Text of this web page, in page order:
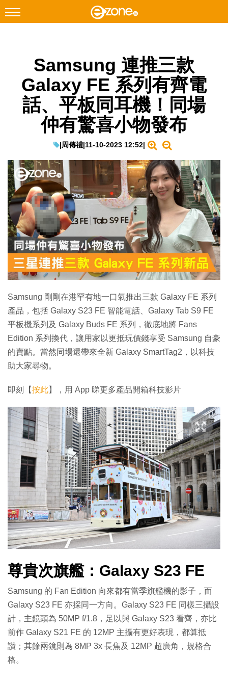
Facebook Instagram
科技焦點
網絡生活
EduTech
IT Times
生成式AI與雲端應用
Enterprise Digital Transformation
特集
Samsung 連推三款
Galaxy FE 系列有齊電
話、平板同耳機！同場
仲有驚喜小物發布
|周傳禮|11-10-2023 12:52|
Samsung 剛剛在港罕有地一口氣推出三款 Galaxy FE 系列
產品，包括 Galaxy S23 FE 智能電話、Galaxy Tab S9 FE
平板機系列及 Galaxy Buds FE 系列，徹底地將 Fans
Edition 系列換代，讓用家以更抵玩價錢享受 Samsung 自豪
的賣點。當然同場還帶來全新 Galaxy SmartTag2，以科技
助大家尋物。
即刻【按此】，用 App 睇更多產品開箱科技影片
尊貴次旗艦：Galaxy S23 FE
Samsung 的 Fan Edition 向來都有當季旗艦機的影子，而
Galaxy S23 FE 亦採同一方向。Galaxy S23 FE 同樣三攝設
計，主鏡頭為 50MP f/1.8，足以與 Galaxy S23 看齊，亦比
前作 Galaxy S21 FE 的 12MP 主攝有更好表現，都算抵
讚；其餘兩鏡則為 8MP 3x 長焦及 12MP 超廣角，規格合
格。